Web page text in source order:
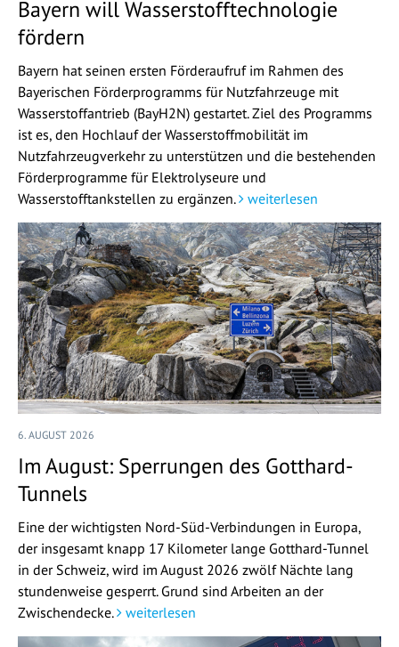
Bayern will Wasserstofftechnologie
fördern
Bayern hat seinen ersten Förderaufruf im Rahmen des
Bayerischen Förderprogramms für Nutzfahrzeuge mit
Wasserstoffantrieb (BayH2N) gestartet. Ziel des Programms
ist es, den Hochlauf der Wasserstoffmobilität im
Nutzfahrzeugverkehr zu unterstützen und die bestehenden
Förderprogramme für Elektrolyseure und
Wasserstofftankstellen zu ergänzen.
weiterlesen
6. AUGUST 2026
Im August: Sperrungen des Gotthard-
Tunnels
Eine der wichtigsten Nord-Süd-Verbindungen in Europa,
der insgesamt knapp 17 Kilometer lange Gotthard-Tunnel
in der Schweiz, wird im August 2026 zwölf Nächte lang
stundenweise gesperrt. Grund sind Arbeiten an der
Zwischendecke.
weiterlesen